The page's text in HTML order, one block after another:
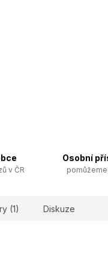
v ČR
Osobní
(1) Diskuze